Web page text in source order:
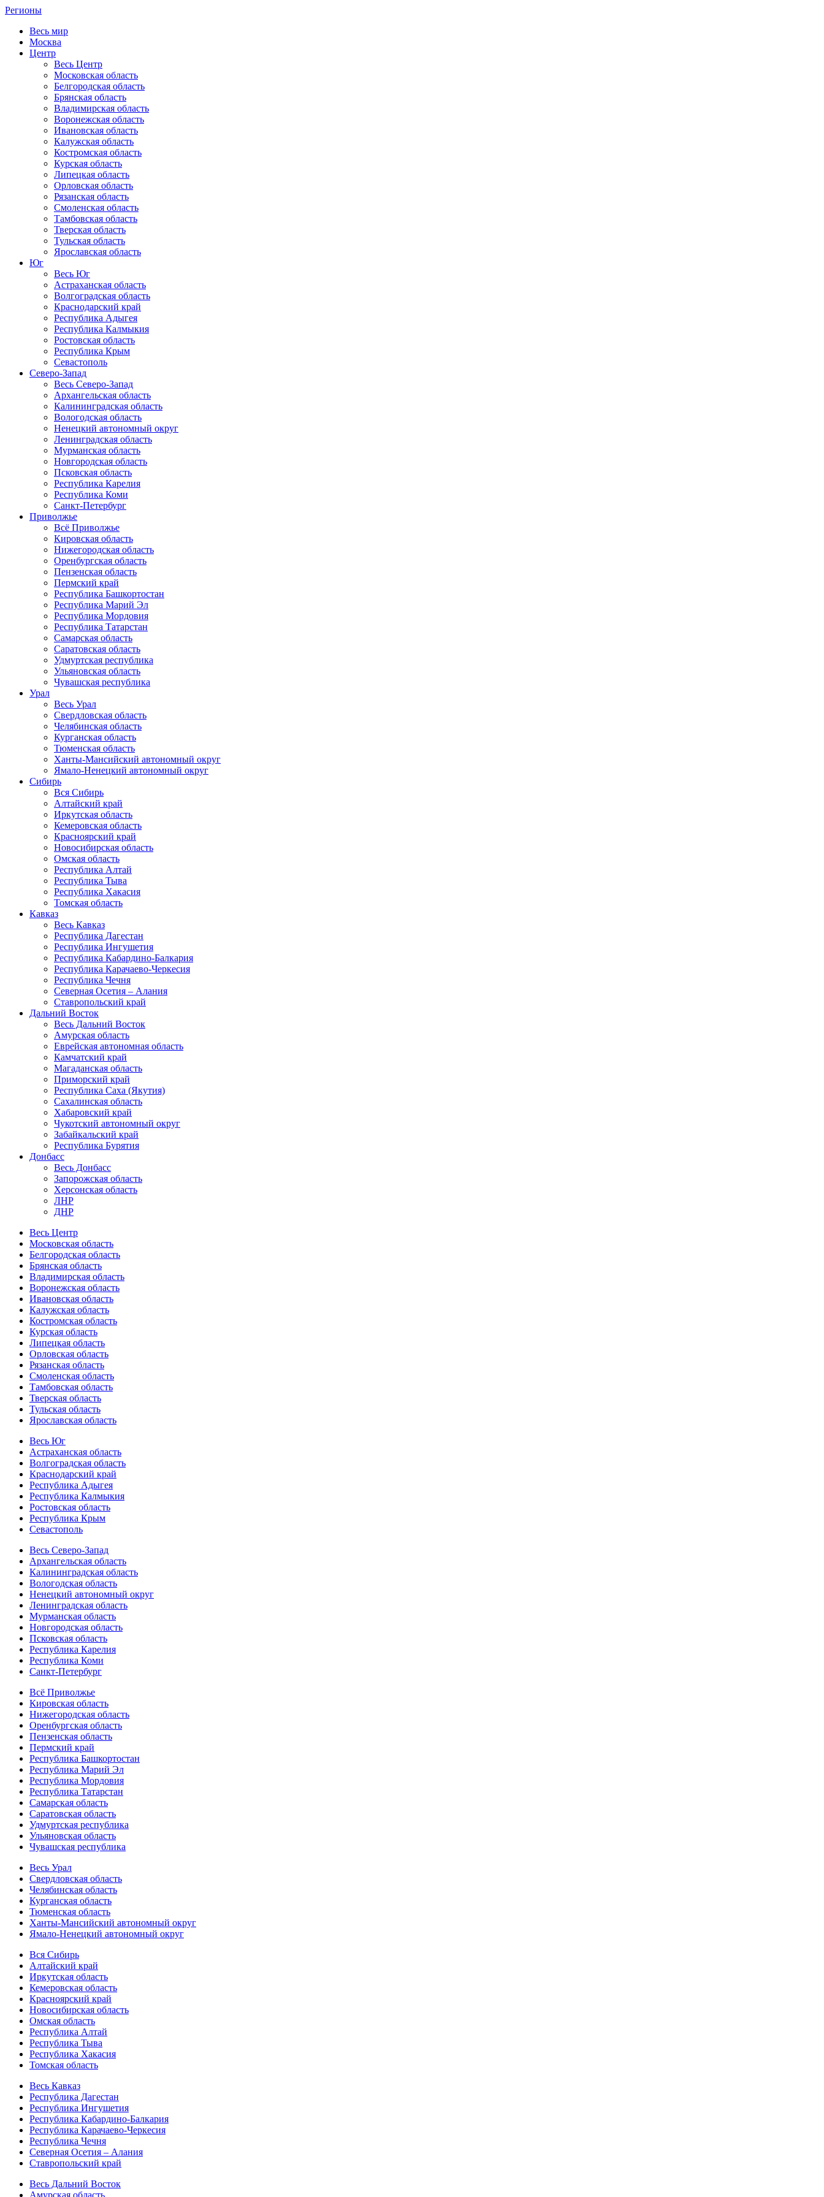
Регионы
Весь мир
Москва
Центр
Весь Центр
Московская область
Белгородская область
Брянская область
Владимирская область
Воронежская область
Ивановская область
Калужская область
Костромская область
Курская область
Липецкая область
Орловская область
Рязанская область
Смоленская область
Тамбовская область
Тверская область
Тульская область
Ярославская область
Юг
Весь Юг
Астраханская область
Волгоградская область
Краснодарский край
Республика Адыгея
Республика Калмыкия
Ростовская область
Республика Крым
Севастополь
Северо-Запад
Весь Северо-Запад
Архангельская область
Калининградская область
Вологодская область
Ненецкий автономный округ
Ленинградская область
Мурманская область
Новгородская область
Псковская область
Республика Карелия
Республика Коми
Санкт-Петербург
Приволжье
Всё Приволжье
Кировская область
Нижегородская область
Оренбургская область
Пензенская область
Пермский край
Республика Башкортостан
Республика Марий Эл
Республика Мордовия
Республика Татарстан
Самарская область
Саратовская область
Удмуртская республика
Ульяновская область
Чувашская республика
Урал
Весь Урал
Свердловская область
Челябинская область
Курганская область
Тюменская область
Ханты-Мансийский автономный округ
Ямало-Ненецкий автономный округ
Сибирь
Вся Сибирь
Алтайский край
Иркутская область
Кемеровская область
Красноярский край
Новосибирская область
Омская область
Республика Алтай
Республика Тыва
Республика Хакасия
Томская область
Кавказ
Весь Кавказ
Республика Дагестан
Республика Ингушетия
Республика Кабардино-Балкария
Республика Карачаево-Черкесия
Республика Чечня
Северная Осетия – Алания
Ставропольский край
Дальний Восток
Весь Дальний Восток
Амурская область
Еврейская автономная область
Камчатский край
Магаданская область
Приморский край
Республика Саха (Якутия)
Сахалинская область
Хабаровский край
Чукотский автономный округ
Забайкальский край
Республика Бурятия
Донбасс
Весь Донбасс
Запорожская область
Херсонская область
ЛНР
ДНР
Весь Центр
Московская область
Белгородская область
Брянская область
Владимирская область
Воронежская область
Ивановская область
Калужская область
Костромская область
Курская область
Липецкая область
Орловская область
Рязанская область
Смоленская область
Тамбовская область
Тверская область
Тульская область
Ярославская область
Весь Юг
Астраханская область
Волгоградская область
Краснодарский край
Республика Адыгея
Республика Калмыкия
Ростовская область
Республика Крым
Севастополь
Весь Северо-Запад
Архангельская область
Калининградская область
Вологодская область
Ненецкий автономный округ
Ленинградская область
Мурманская область
Новгородская область
Псковская область
Республика Карелия
Республика Коми
Санкт-Петербург
Всё Приволжье
Кировская область
Нижегородская область
Оренбургская область
Пензенская область
Пермский край
Республика Башкортостан
Республика Марий Эл
Республика Мордовия
Республика Татарстан
Самарская область
Саратовская область
Удмуртская республика
Ульяновская область
Чувашская республика
Весь Урал
Свердловская область
Челябинская область
Курганская область
Тюменская область
Ханты-Мансийский автономный округ
Ямало-Ненецкий автономный округ
Вся Сибирь
Алтайский край
Иркутская область
Кемеровская область
Красноярский край
Новосибирская область
Омская область
Республика Алтай
Республика Тыва
Республика Хакасия
Томская область
Весь Кавказ
Республика Дагестан
Республика Ингушетия
Республика Кабардино-Балкария
Республика Карачаево-Черкесия
Республика Чечня
Северная Осетия – Алания
Ставропольский край
Весь Дальний Восток
Амурская область